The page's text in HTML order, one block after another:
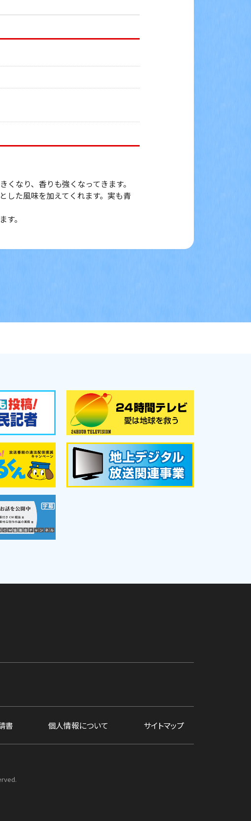
なり、香りも強くなってきます。
した風味を加えてくれます。実も青
。
書 個人情報について サイトマップ